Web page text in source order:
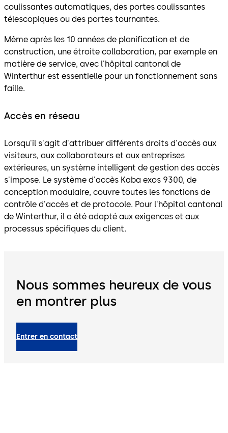
coulissantes automatiques, des portes coulissantes
télescopiques ou des portes tournantes.
Même après les 10 années de planification et de
construction, une étroite collaboration, par exemple en
matière de service, avec l'hôpital cantonal de
Winterthur est essentielle pour un fonctionnement sans
faille.
Accès en réseau
Lorsqu'il s'agit d'attribuer différents droits d'accès aux
visiteurs, aux collaborateurs et aux entreprises
extérieures, un système intelligent de gestion des accès
s'impose. Le système d'accès Kaba exos 9300, de
conception modulaire, couvre toutes les fonctions de
contrôle d'accès et de protocole. Pour l'hôpital cantonal
de Winterthur, il a été adapté aux exigences et aux
processus spécifiques du client.
Nous sommes heureux de vous
en montrer plus
Entrer en contact